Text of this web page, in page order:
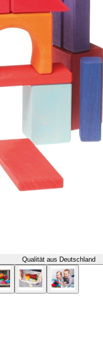
Qualität aus Deutschland